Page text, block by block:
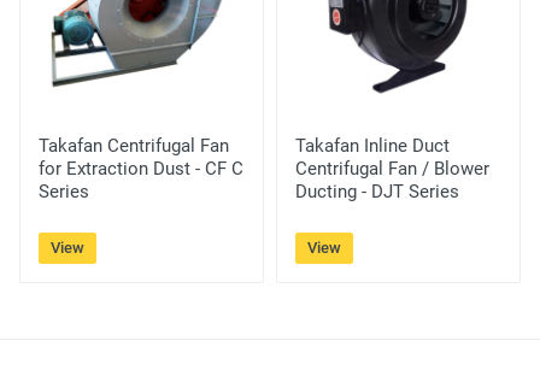
Takafan Centrifugal Fan
for Extraction Dust - CF C
Series
View
Takafan Inline Duct
Centrifugal Fan / Blower
Ducting - DJT Series
View